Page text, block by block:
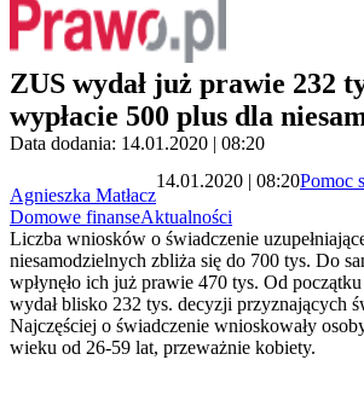
ZUS wydał już prawie 232
wypłacie 500 plus dla
Data dodania: 14.01.2020 | 08:20
Agnieszka Matłacz
14.01.2020 | 08:20Pomoc
Domowe finanseAktualności
Liczba wniosków o świadczenie
niesamodzielnych zbliża się do 700 tys. Do
wpłynęło ich już prawie 470 tys. Od
wydał blisko 232 tys. decyzji przyznających
Najczęściej o świadczenie wnioskowały
wieku od 26-59 lat, przeważnie kobiety.